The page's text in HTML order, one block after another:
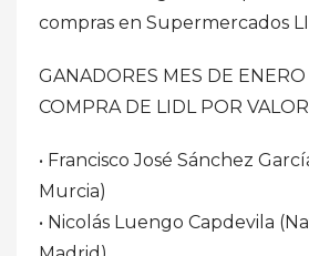
compras en Supermercados
GANADORES MES DE ENERO
COMPRA DE LIDL POR
• Francisco José Sánchez
Murcia)
• Nicolás Luengo Capdevila